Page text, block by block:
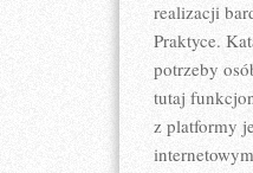
realizacji
Praktyce.
potrzeby
tutaj
z platformy